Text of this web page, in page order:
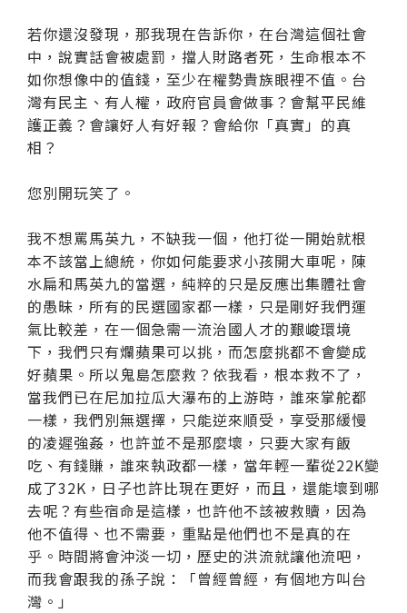
若你還沒發現，那我現在告訴你，在台灣這個社會
中，說實話會被處罰，擋人財路者死，生命根本不
如你想像中的值錢，至少在權勢貴族眼裡不值。台
灣有民主、有人權，政府官員會做事？會幫平民維
護正義？會讓好人有好報？會給你「真實」的真
相？
您別開玩笑了。
我不想罵馬英九，不缺我一個，他打從一開始就根
本不該當上總統，你如何能要求小孩開大車呢，陳
水扁和馬英九的當選，純粹的只是反應出集體社會
的愚昧，所有的民選國家都一樣，只是剛好我們運
氣比較差，在一個急需一流治國人才的艱峻環境
下，我們只有爛蘋果可以挑，而怎麼挑都不會變成
好蘋果。所以鬼島怎麼救？依我看，根本救不了，
當我們已在尼加拉瓜大瀑布的上游時，誰來掌舵都
一樣，我們別無選擇，只能逆來順受，享受那緩慢
的凌遲強姦，也許並不是那麼壞，只要大家有飯
吃、有錢賺，誰來執政都一樣，當年輕一輩從22K變
成了32K，日子也許比現在更好，而且，還能壞到哪
去呢？有些宿命是這樣，也許他不該被救贖，因為
他不值得、也不需要，重點是他們也不是真的在
乎。時間將會沖淡一切，歷史的洪流就讓他流吧，
而我會跟我的孫子說：「曾經曾經，有個地方叫台
灣。」